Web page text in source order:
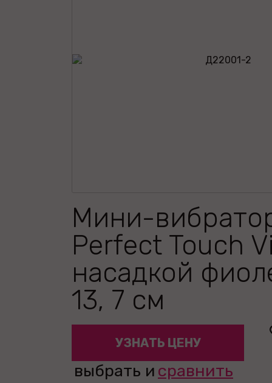
Мини-
Perfect Touch
насадкой
13, 7 см
УЗНАТЬ ЦЕНУ
выбрать и сравнить